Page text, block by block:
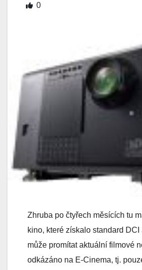
0
Zhruba po čtyřech měsících tu
kino, které získalo standard DCI
může promítat aktuální filmové
odkázáno na E-Cinema, tj.